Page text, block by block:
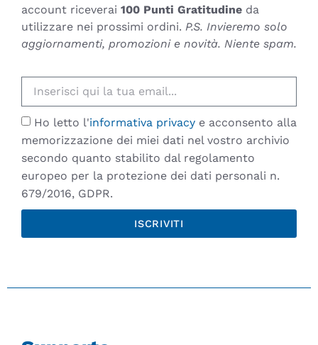
account riceverai 100 Punti Gratitudine da
utilizzare nei prossimi ordini. P.S. Invieremo solo
aggiornamenti, promozioni e novità. Niente spam.
Ho letto l'informativa privacy e acconsento alla
memorizzazione dei miei dati nel vostro archivio
secondo quanto stabilito dal regolamento
europeo per la protezione dei dati personali n.
679/2016, GDPR.
ISCRIVITI